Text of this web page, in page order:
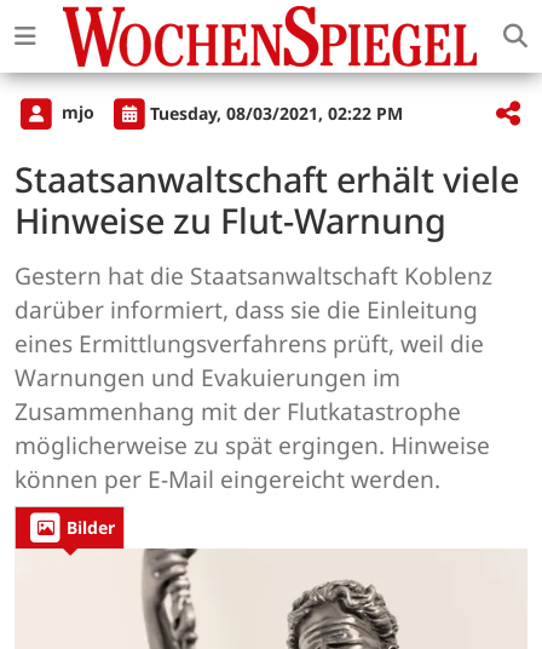
mjo Tuesday, 08/03/2021, 02:22 PM
Staatsanwaltschaft erhält viele
Hinweise zu Flut-Warnung
Gestern hat die Staatsanwaltschaft Koblenz
darüber informiert, dass sie die Einleitung
eines Ermittlungsverfahrens prüft, weil die
Warnungen und Evakuierungen im
Zusammenhang mit der Flutkatastrophe
möglicherweise zu spät ergingen. Hinweise
können per E-Mail eingereicht werden.
Bilder